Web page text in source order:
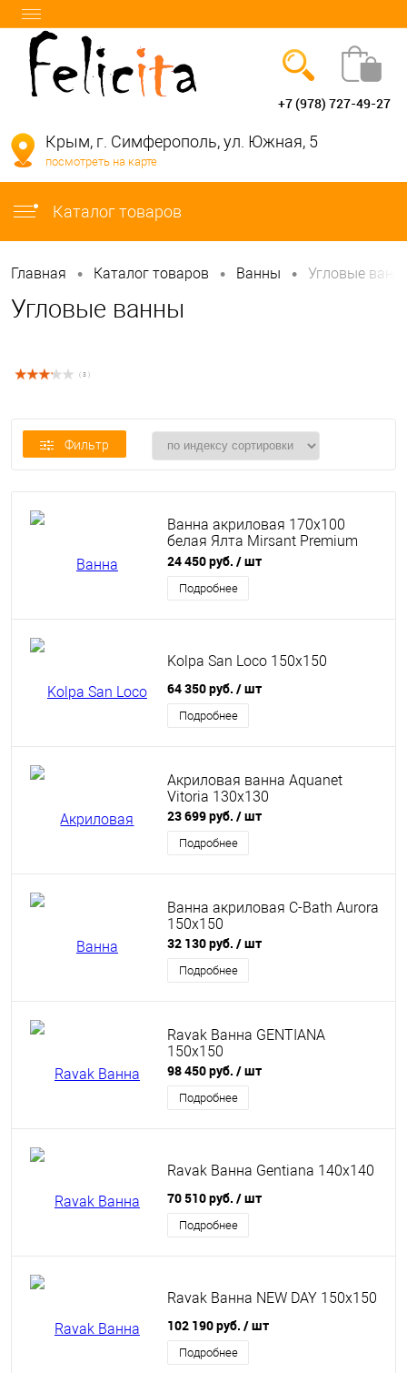
info@felicita-crimea.ru
+7 (978) 727-49-27
Крым, г. Симферополь, ул. Южная, 5
посмотреть на карте
Каталог товаров
Главная • Каталог товаров • Bанны • Угловые
Угловые ванны
( 3 )
Фильтр
Ванна акриловая 170х100
белая Ялта Mirsant Premium
правая
24 450 руб. / шт
Подробнее
Kolpa San Loco 150x150
64 350 руб. / шт
Подробнее
Акриловая ванна Aquanet
Vitoria 130x130
23 699 руб. / шт
Подробнее
Ванна акриловая C-Bath Aurora
150x150
32 130 руб. / шт
Подробнее
Ravak Ванна GENTIANA
150x150
98 450 руб. / шт
Подробнее
Ravak Ванна Gentiana 140x140
70 510 руб. / шт
Подробнее
Ravak Ванна NEW DAY 150x150
102 190 руб. / шт
Подробнее